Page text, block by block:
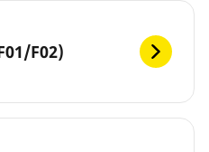
F02)